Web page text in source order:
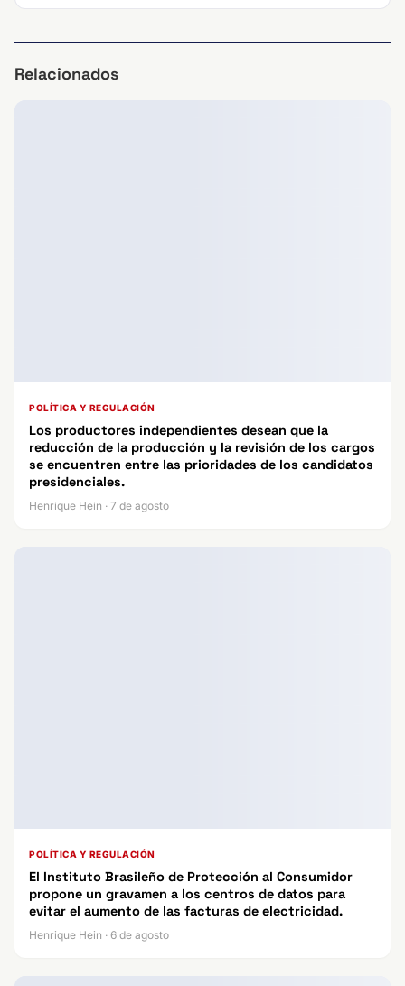
Relacionados
POLÍTICA Y REGULACIÓN
Los productores independientes desean que la
reducción de la producción y la revisión de los cargos
se encuentren entre las prioridades de los candidatos
presidenciales.
Henrique Hein · 7 de agosto
POLÍTICA Y REGULACIÓN
El Instituto Brasileño de Protección al Consumidor
propone un gravamen a los centros de datos para
evitar el aumento de las facturas de electricidad.
Henrique Hein · 6 de agosto